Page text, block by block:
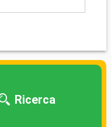
Ricerca